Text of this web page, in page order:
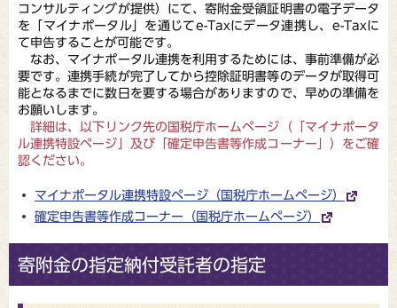
コンサルティングが提供）にて、寄附金受領証明書の電子データ
を「マイナポータル」を通じてe-Taxにデータ連携し、e-Taxに
て申告することが可能です。
なお、マイナポータル連携を利用するためには、事前準備が必
要です。連携手続が完了してから控除証明書等のデータが取得可
能となるまでに数日を要する場合がありますので、早めの準備を
お願いします。
詳細は、 以下リンク先の国税庁ホームページ（ 「マイナポータ
ル連携特設ページ」及び「確定申告書等作成コーナー」）をご確
認ください。
マイナポータル連携特設ページ（国税庁ホームページ）
確定申告書等作成コーナー（国税庁ホームページ）
寄附金の指定納付受託者の指定